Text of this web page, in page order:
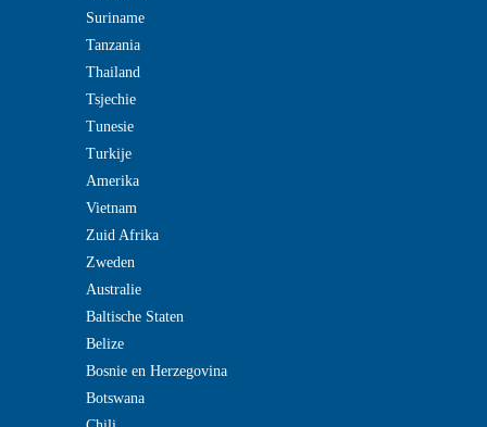
Suriname
Tanzania
Thailand
Tsjechie
Tunesie
Turkije
Amerika
Vietnam
Zuid Afrika
Zweden
Australie
Baltische Staten
Belize
Bosnie en Herzegovina
Botswana